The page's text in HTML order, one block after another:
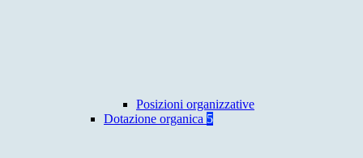
Posizioni organizzative
Dotazione organica 5